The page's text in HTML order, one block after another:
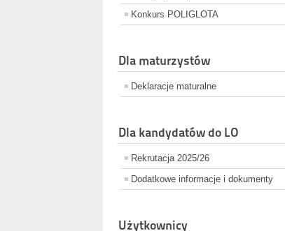
Konkurs POLIGLOTA
Dla maturzystów
Deklaracje maturalne
Dla kandydatów do LO
Rekrutacja 2025/26
Dodatkowe informacje i dokumenty
Użytkownicy